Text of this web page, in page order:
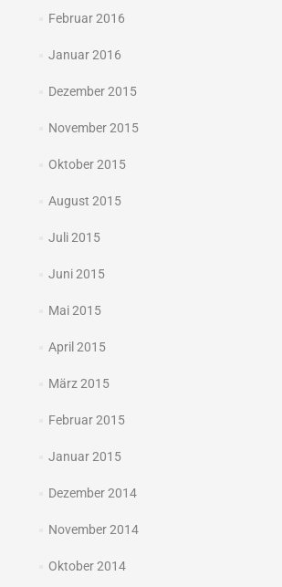
Februar 2016
Januar 2016
Dezember 2015
November 2015
Oktober 2015
August 2015
Juli 2015
Juni 2015
Mai 2015
April 2015
März 2015
Februar 2015
Januar 2015
Dezember 2014
November 2014
Oktober 2014